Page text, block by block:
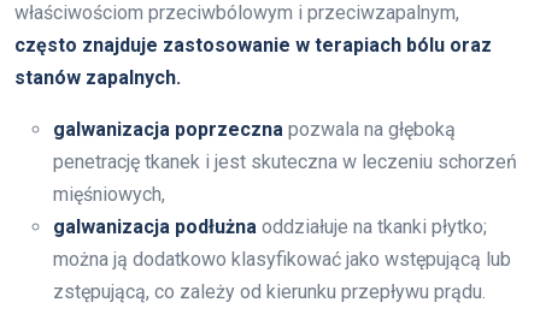
właściwościom przeciwbólowym i przeciwzapalnym,
często znajduje zastosowanie w terapiach bólu oraz
stanów zapalnych.
galwanizacja poprzeczna pozwala na głęboką
penetrację tkanek i jest skuteczna w leczeniu schorzeń
mięśniowych,
galwanizacja podłużna oddziałuje na tkanki płytko;
można ją dodatkowo klasyfikować jako wstępującą lub
zstępującą, co zależy od kierunku przepływu prądu.